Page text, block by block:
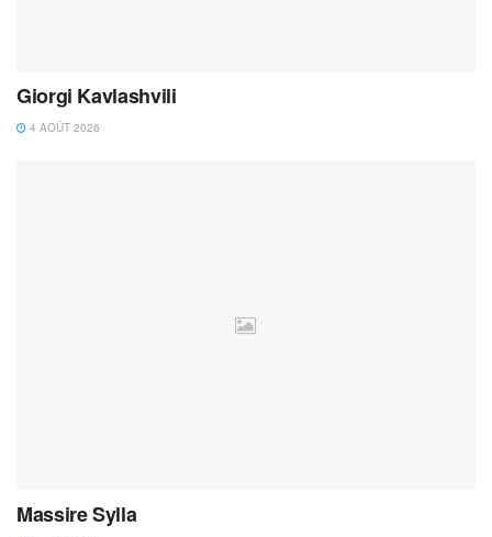
Giorgi Kavlashvili
4 AOÛT 2026
Massire Sylla